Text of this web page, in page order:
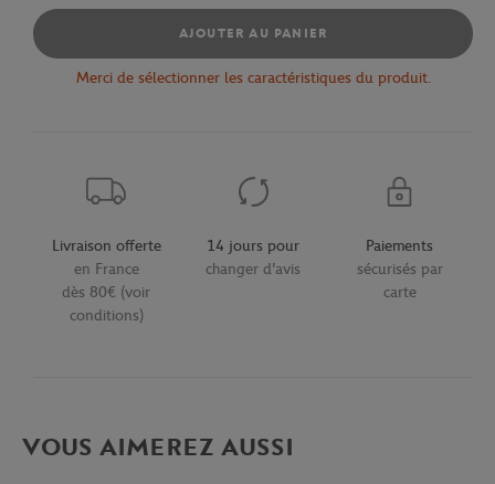
AJOUTER AU PANIER
Merci de sélectionner les caractéristiques du produit.
Livraison offerte
en France
dès 80€ (voir
conditions)
14 jours pour
changer d'avis
Paiements
sécurisés par
carte
VOUS AIMEREZ AUSSI